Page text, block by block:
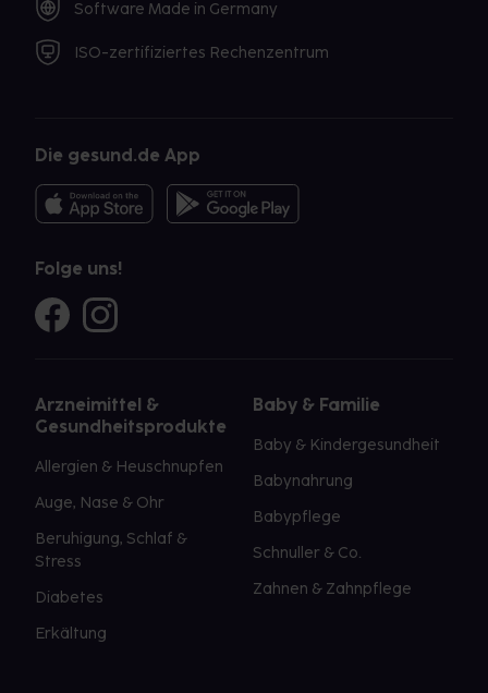
Software Made in Germany
ISO-zertifiziertes Rechenzentrum
Die gesund.de App
Folge uns!
Arzneimittel &
Gesundheitsprodukte
Allergien & Heuschnupfen
Auge, Nase & Ohr
Beruhigung, Schlaf &
Stress
Diabetes
Erkältung
Baby & Familie
Baby & Kindergesundheit
Babynahrung
Babypflege
Schnuller & Co.
Zahnen & Zahnpflege